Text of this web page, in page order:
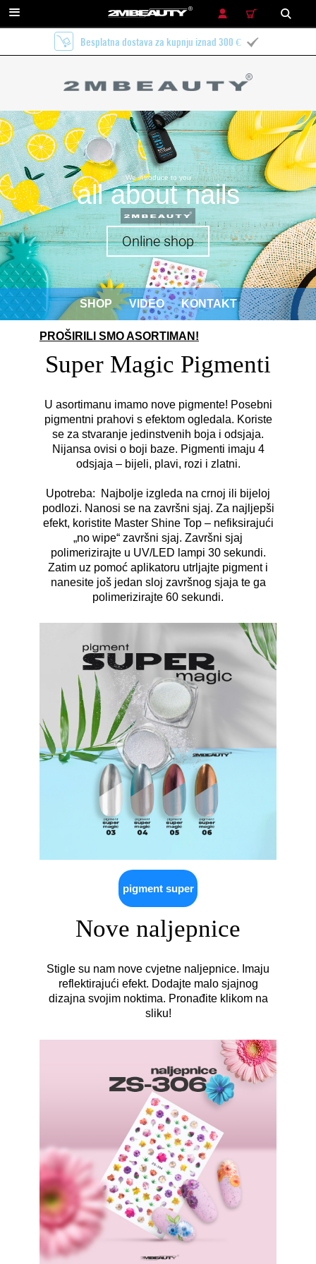
TRAŽENJE
Besplatna dostava za kupnju iznad 300 € 
We introduce to you
all about nails
Online shop
SHOP VIDEO KONTAKT
PROŠIRILI SMO ASORTIMAN!
Super Magic Pigmenti
U asortimanu imamo nove pigmente! Posebni
pigmentni prahovi s efektom ogledala. Koriste
se za stvaranje jedinstvenih boja i odsjaja.
Nijansa ovisi o boji baze. Pigmenti imaju 4
odsjaja – bijeli, plavi, rozi i zlatni.
Upotreba: Najbolje izgleda na crnoj ili bijeloj
podlozi. Nanosi se na završni sjaj. Za najljepši
efekt, koristite Master Shine Top – nefiksirajući
„no wipe“ završni sjaj. Završni sjaj
polimerizirajte u UV/LED lampi 30 sekundi.
Zatim uz pomoć aplikatoru utrljajte pigment i
nanesite još jedan sloj završnog sjaja te ga
polimerizirajte 60 sekundi.
pigment super
Nove naljepnice
Stigle su nam nove cvjetne naljepnice. Imaju
reflektirajući efekt. Dodajte malo sjajnog
dizajna svojim noktima. Pronađite klikom na
sliku!